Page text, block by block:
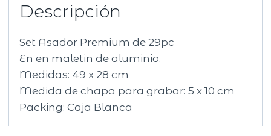
Descripción
Set Asador Premium de 29pc
En en maletin de aluminio.
Medidas: 49 x 28 cm
Medida de chapa para grabar: 5 x 10 cm
Packing: Caja Blanca